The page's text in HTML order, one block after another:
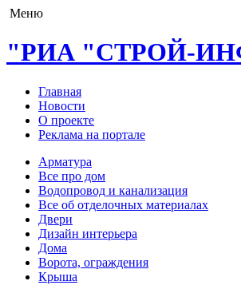
Меню
"РИА "СТРОЙ-
Главная
Новости
О проекте
Реклама на портале
Арматура
Все про дом
Водопровод и канализация
Все об отделочных материалах
Двери
Дизайн интерьера
Дома
Ворота, ограждения
Крыша